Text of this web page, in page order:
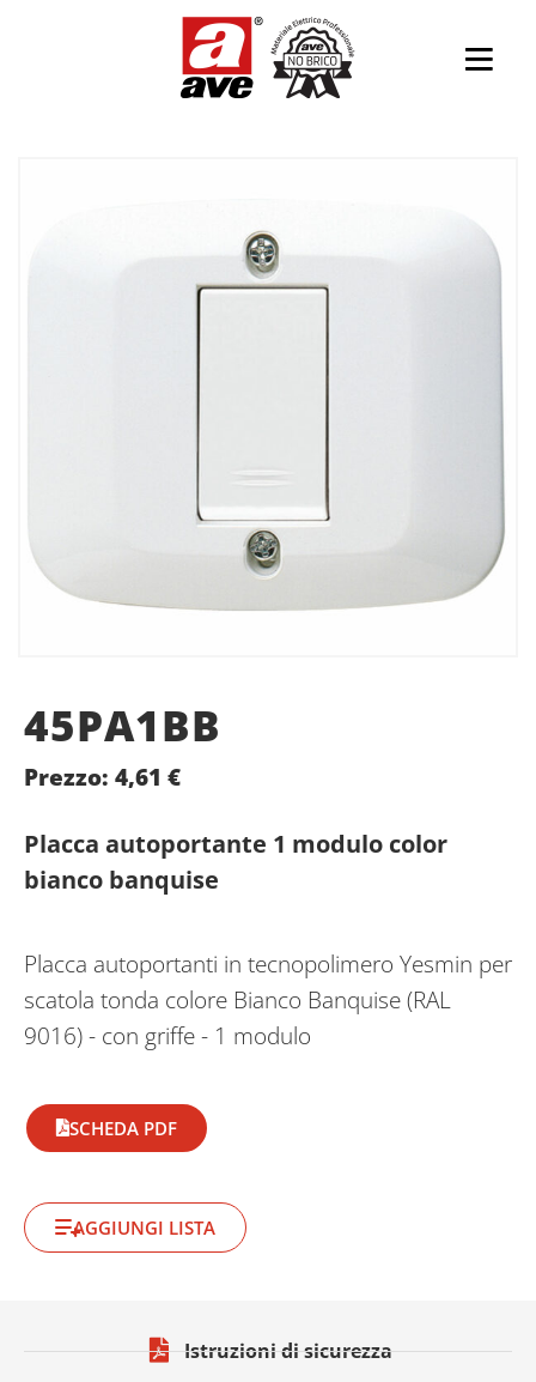
45PA1BB
Prezzo: 4,61 €
Placca autoportante 1 modulo color
bianco banquise
Placca autoportanti in tecnopolimero Yesmin per
scatola tonda colore Bianco Banquise (RAL
9016) - con griffe - 1 modulo
SCHEDA PDF
AGGIUNGI LISTA
Istruzioni di sicurezza